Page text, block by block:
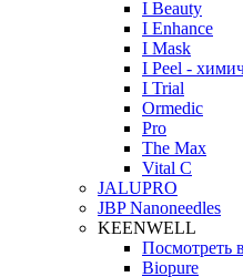
I Beauty
I Enhance
I Mask
I Peel -
I Trial
Ormedic
Pro
The Max
Vital C
JALUPRO
JBP Nanoneedles
KEENWELL
Посмотреть
Biopure